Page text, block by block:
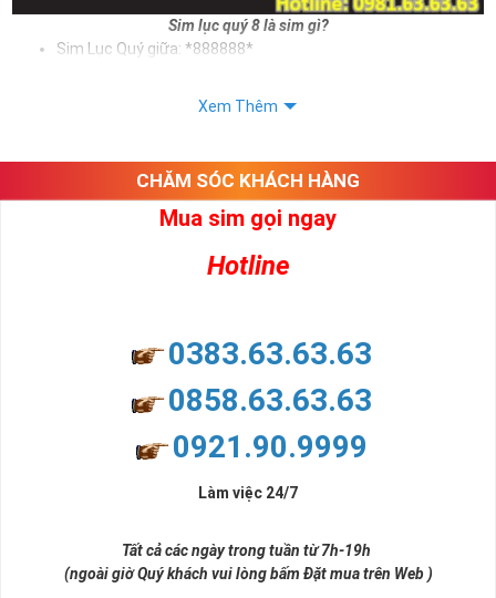
Sim lục quý 8 là sim gì?
Sim Lục Quý giữa: *888888*
Sử dụng sim lục quý 8 giúp chủ sở hữu khẳng định được bản thân,
8 mang lại cho người dùng là vô tận. Sim giúp cho người dùng phát
tài, phát lộc, phát may mắn
Sim Lục Quý 5- Sim Số Đẹp Tượng Trưng Cho Danh Vọng - Quyền Lực
Chắc hẳn nhiều người chúng ta ở đây đều biết rằng sim lục quý 8
không chỉ đẹp về hình thức mà còn đẹp về mặt ý nghĩa. Ý nghĩa
này bắt nguồn từ ý nghĩa của số 8 - con số đẹp được lòng nhiều
từ "Phát". Chữ Phát trong phát tài, phát lộc, phát công danh. Hay
nói cách khác thì số 8 cũng là con số biểu tượng cho thần tài ban
Xem Thêm
CHĂM SÓC KHÁCH HÀNG
Mua sim gọi ngay
Hotline
0383.63.63.63
0858.63.63.63
0921.90.9999
Làm việc 24/7
Tất cả các ngày trong tuần từ 7h-19h
(ngoài giờ Quý khách vui lòng bấm Đặt mua trên Web )